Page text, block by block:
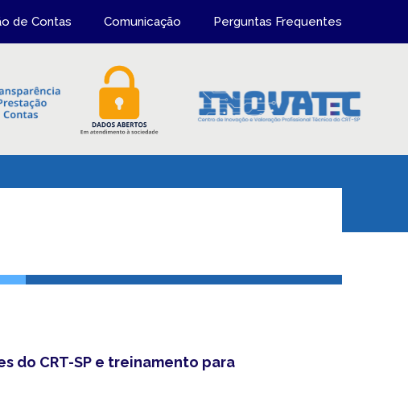
de Contas Comunicação Perguntas Frequentes
do CRT-SP e treinamento para